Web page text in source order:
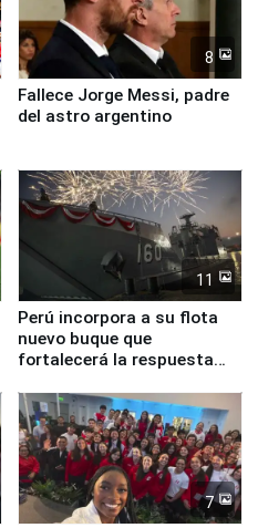
8
Fallece Jorge Messi, padre
del astro argentino
11
Perú incorpora a su flota
nuevo buque que
fortalecerá la respuesta
7